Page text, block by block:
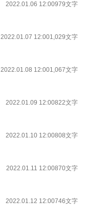
2022.01.06 12:00979文字
2022.01.07 12:001,029文字
2022.01.08 12:001,067文字
2022.01.09 12:00822文字
2022.01.10 12:00808文字
2022.01.11 12:00870文字
2022.01.12 12:00746文字